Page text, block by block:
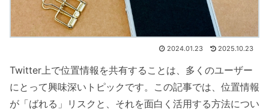
2024.01.23 2025.10.23
Twitter上で位置情報を共有することは、多くのユーザー
にとって興味深いトピックです。この記事では、位置情報
が「ばれる」リスクと、それを面白く活用する方法につい